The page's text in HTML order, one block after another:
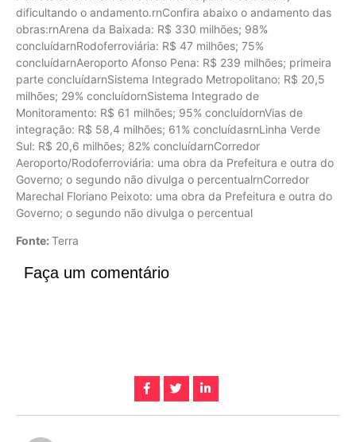
dificultando o andamento.rnConfira abaixo o andamento das
obras:rnArena da Baixada: R$ 330 milhões; 98%
concluídarnRodoferroviária: R$ 47 milhões; 75%
concluídarnAeroporto Afonso Pena: R$ 239 milhões; primeira
parte concluídarnSistema Integrado Metropolitano: R$ 20,5
milhões; 29% concluídornSistema Integrado de
Monitoramento: R$ 61 milhões; 95% concluídornVias de
integração: R$ 58,4 milhões; 61% concluídasrnLinha Verde
Sul: R$ 20,6 milhões; 82% concluídarnCorredor
Aeroporto/Rodoferroviária: uma obra da Prefeitura e outra do
Governo; o segundo não divulga o percentualrnCorredor
Marechal Floriano Peixoto: uma obra da Prefeitura e outra do
Governo; o segundo não divulga o percentual
Fonte: Terra
Faça um comentário